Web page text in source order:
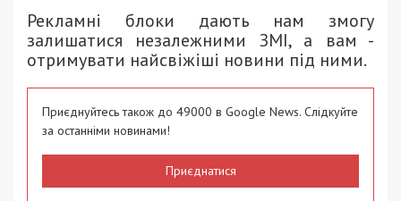
Рекламні блоки дають нам змогу
залишатися незалежними ЗМІ, а вам -
отримувати найсвіжіші новини під ними.
Приєднуйтесь також до 49000 в Google News. Слідкуйте
за останніми новинами!
Приєднатися